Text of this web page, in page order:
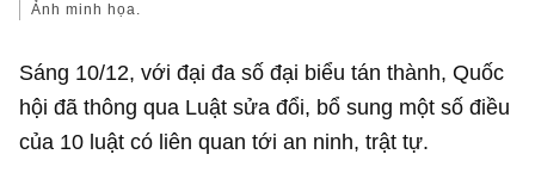
Ảnh minh họa.
Sáng 10/12, với đại đa số đại biểu tán thành, Quốc
hội đã thông qua Luật sửa đổi, bổ sung một số điều
của 10 luật có liên quan tới an ninh, trật tự.